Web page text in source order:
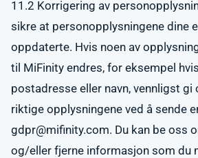
11.2 Korrigering av
sikre at personopplysningene dine
oppdaterte. Hvis noen av
til MiFinity endres, for eksempel
postadresse eller navn, vennligst
riktige opplysningene ved å sende
gdpr@mifinity.com. Du kan be oss
og/eller fjerne informasjon som du